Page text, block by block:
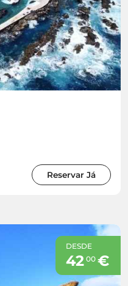
Reservar Já
DESDE
42 00€